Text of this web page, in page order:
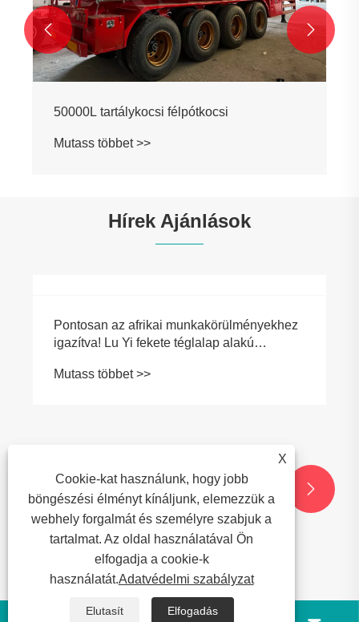
50000L tartálykocsi félpótkocsi
Mutass többet >>
 
Hírek Ajánlások
Pontosan az afrikai munkakörülményekhez
igazítva! Lu Yi fekete téglalap alakú

X
Cookie-kat használunk, hogy jobb
böngészési élményt kínáljunk, elemezzük a
webhely forgalmát és személyre szabjuk a
tartalmat. Az oldal használatával Ön
elfogadja a cookie-k
használatát.Adatvédelmi szabályzat
Elutasít Elfogadás